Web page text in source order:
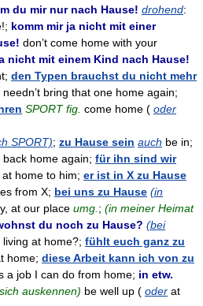
du mir nur nach Hause! drohend:
komm mir ja nicht mit einer
don’t come home with your
nicht mit einem Kind nach Hause!
den Typen brauchst du nicht mehr
needn’t bring that one home again;
SPORT fig. come home ( oder
SPORT); zu Hause sein auch be in;
back home again; für ihn sind wir
at home to him; er ist in X zu Hause
from X; bei uns zu Hause (in
at our place umg. ; (in meiner Heimat
du noch zu Hause? (bei
at home?; fühlt euch ganz zu
home; diese Arbeit kann ich von zu
a job I can do from home; in etw.
auskennen) be well up ( oder at